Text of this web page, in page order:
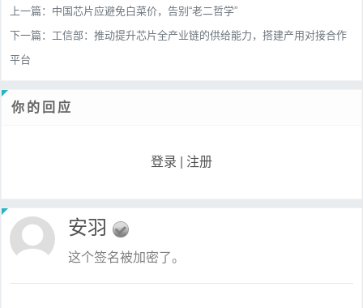
上一篇： 中国芯片应避免白菜价，告别“老二哲学”
下一篇： 工信部：推动提升芯片全产业链的供给能力，搭建产用对接合作
平台
你的回应
登录 注册
安羽
这个签名被加密了。